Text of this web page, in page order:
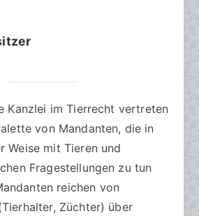
Kanzlei im Tierrecht vertreten
von Mandanten, die in
Weise mit Tieren und
Fragestellungen zu tun
reichen von
Züchter) über